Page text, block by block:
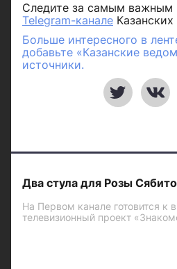
Следите за самым важным
Telegram-канале
Больше интересного в
добавьте «Казанские
источники.
Два стула для Розы
На Первом канале готовится к
телевизионный проект